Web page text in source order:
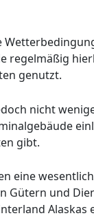
regelmäßig
genutzt.
nicht
gibt.
eine
und
Alaskas